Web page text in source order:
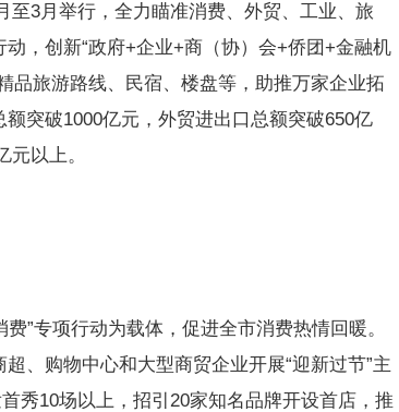
3月举行，全力瞄准消费、外贸、工业、旅
，创新“政府+企业+商（协）会+侨团+金融机
品旅游路线、民宿、楼盘等，助推万家企业拓
突破1000亿元，外贸进出口总额突破650亿
以上。
”专项行动为载体，促进全市消费热情回暖。
、购物中心和大型商贸企业开展“迎新过节”主
秀10场以上，招引20家知名品牌开设首店，推